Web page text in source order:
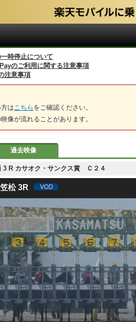
時停止について
のご利用に関する注意事項
注意事項
は こちら をご確認ください。
像が流れることがあります。
過去映像
3 R カサオク・サンクス賞 Ｃ２４
松 3R